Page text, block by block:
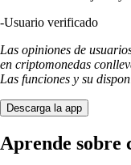
-Usuario verificado
Las opiniones de
en criptomonedas
Las funciones y su
Descarga la app
Aprende sobre